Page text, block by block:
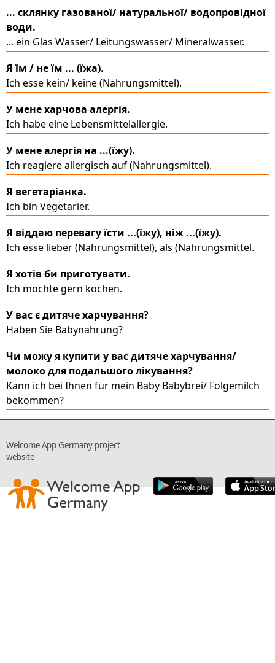
... склянку газованої/ натуральної/ водопровідної
води.
... ein Glas Wasser/ Leitungswasser/ Mineralwasser.
Я їм / не їм ... (їжа).
Ich esse kein/ keine (Nahrungsmittel).
У мене харчова алергія.
Ich habe eine Lebensmittelallergie.
У мене алергія на ...(їжу).
Ich reagiere allergisch auf (Nahrungsmittel).
Я вегетаріанка.
Ich bin Vegetarier.
Я віддаю перевагу їсти ...(їжу), ніж ...(їжу).
Ich esse lieber (Nahrungsmittel), als (Nahrungsmittel.
Я хотів би приготувати.
Ich möchte gern kochen.
У вас є дитяче харчування?
Haben Sie Babynahrung?
Чи можу я купити у вас дитяче харчування/
молоко для подальшого лікування?
Kann ich bei Ihnen für mein Baby Babybrei/ Folgemilch
bekommen?
Welcome App Germany project
website